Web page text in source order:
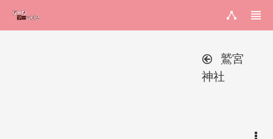
鷲宮
神社